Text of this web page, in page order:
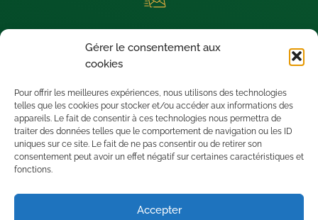
Gérer le consentement aux
cookies
Pour offrir les meilleures expériences, nous utilisons des technologies
telles que les cookies pour stocker et/ou accéder aux informations des
appareils. Le fait de consentir à ces technologies nous permettra de
traiter des données telles que le comportement de navigation ou les ID
uniques sur ce site. Le fait de ne pas consentir ou de retirer son
consentement peut avoir un effet négatif sur certaines caractéristiques et
fonctions.
Accepter
Nous sommes situés à SAINT-LEU D’ESSERENT (60340) dans le